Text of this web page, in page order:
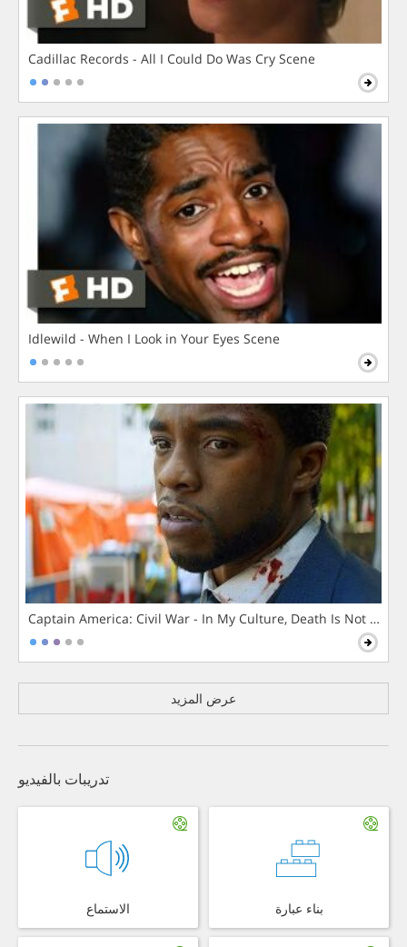
Cadillac Records - All I Could Do Was Cry Scene
Idlewild - When I Look in Your Eyes Scene
Captain America: Civil War - In My Culture, Death Is Not The
عرض المزيد
تدريبات بالفيديو
الاستماع بناء عبارة